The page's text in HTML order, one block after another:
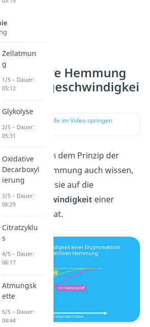
Hemmung
zur Stelle im Video springen
(02:57)
solltest neben dem Prinzip der
Hemmung auch wissen,
Einfluss sie auf die
einer
hat.
Zellatmun
g
1/5 – Dauer:
05:12
Glykolyse
2/5 – Dauer:
05:31
Oxidative
Decarboxyl
ierung
3/5 – Dauer:
06:29
Citratzyklu
s
4/5 – Dauer:
06:17
Atmungsk
ette
5/5 – Dauer:
04:44